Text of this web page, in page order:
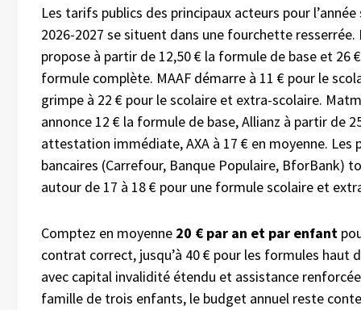
Les tarifs publics des principaux acteurs pour
2026-2027 se situent dans une fourchette resserrée.
propose à partir de 12,50 € la formule de base et 26
formule complète. MAAF démarre à 11 € pour le
grimpe à 22 € pour le scolaire et extra-scolaire.
annonce 12 € la formule de base, Allianz à partir de
attestation immédiate, AXA à 17 € en moyenne. Les
bancaires (Carrefour, Banque Populaire, BforBank)
autour de 17 à 18 € pour une formule scolaire et
Comptez en moyenne 20 € par an et par enfant
contrat correct, jusqu’à 40 € pour les formules haut
avec capital invalidité étendu et assistance
famille de trois enfants, le budget annuel reste